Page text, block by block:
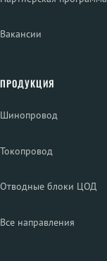
Вакансии
ПРОДУКЦИЯ
Шинопровод
Токопровод
Отводные блоки ЦОД
Все направления